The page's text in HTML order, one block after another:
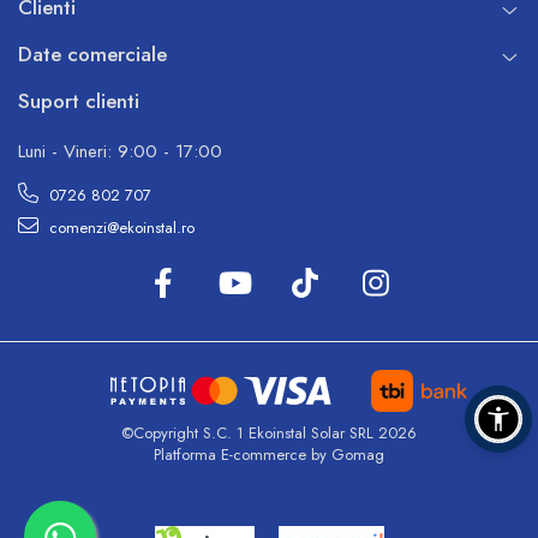
Clienti
Date comerciale
Suport clienti
Luni - Vineri: 9:00 - 17:00
0726 802 707
comenzi@ekoinstal.ro
©Copyright S.C. 1 Ekoinstal Solar SRL 2026
Platforma E-commerce by Gomag